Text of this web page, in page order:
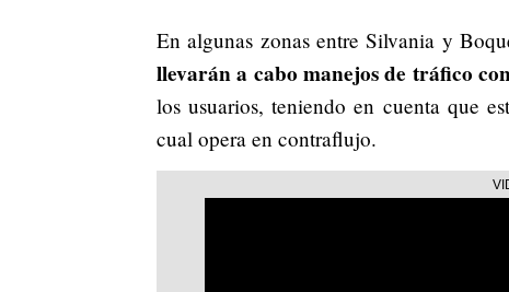
En algunas zonas entre Silvania y
llevarán a cabo manejos de tráfico
los usuarios, teniendo en cuenta que
cual opera en contraflujo.